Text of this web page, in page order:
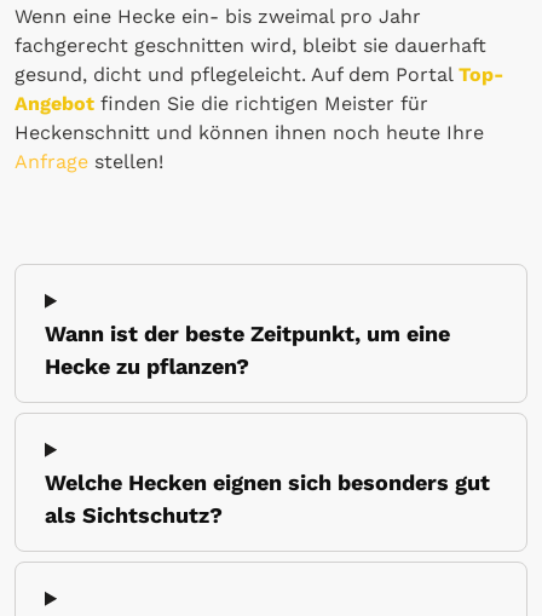
Wenn eine Hecke ein- bis zweimal pro Jahr
fachgerecht geschnitten wird, bleibt sie dauerhaft
gesund, dicht und pflegeleicht. Auf dem Portal Top-
Angebot finden Sie die richtigen Meister für
Heckenschnitt und können ihnen noch heute Ihre
Anfrage stellen!
Wann ist der beste Zeitpunkt, um eine
Hecke zu pflanzen?
Welche Hecken eignen sich besonders gut
als Sichtschutz?